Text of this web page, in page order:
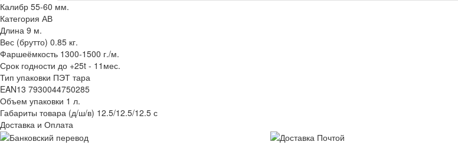
Калибр 55-60 мм.
Категория АВ
Длина 9 м.
Вес (брутто) 0.85 кг.
Фаршеёмкость 1300-1500 г./м.
Срок годности до +25t - 11мес.
Тип упаковки ПЭТ тара
EAN13 7930044750285
Объем упаковки 1 л.
Габариты товара (д/ш/в) 12.5/12.5/12.5 с
Доставка и Оплата